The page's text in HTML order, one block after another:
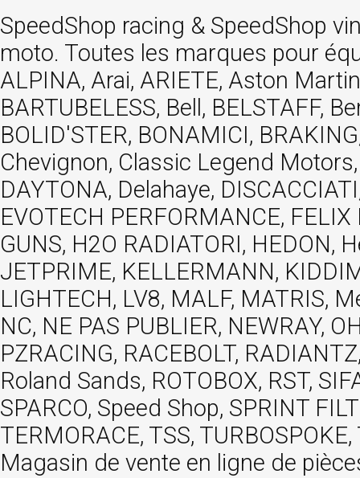
SpeedShop racing & SpeedShop
moto. Toutes les marques pour
ALPINA, Arai, ARIETE, Aston
BARTUBELESS, Bell, BELSTAFF,
BOLID'STER, BONAMICI,
Chevignon, Classic Legend
DAYTONA, Delahaye,
EVOTECH PERFORMANCE,
GUNS, H2O RADIATORI, HEDON,
JETPRIME, KELLERMANN,
LIGHTECH, LV8, MALF, MATRIS,
NC, NE PAS PUBLIER, NEWRAY,
PZRACING, RACEBOLT,
Roland Sands, ROTOBOX, RST,
SPARCO, Speed Shop, SPRINT
TERMORACE, TSS,
Magasin de vente en ligne de